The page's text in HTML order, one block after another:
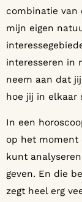
combinatie
mijn eigen
interesseren in
neem aan dat
hoe jij in elkaar
In een
op het moment
kunt
geven. En die
zegt heel erg